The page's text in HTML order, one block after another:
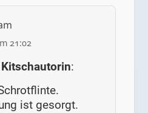
21:02
Kitschautorin:
ist gesorgt.